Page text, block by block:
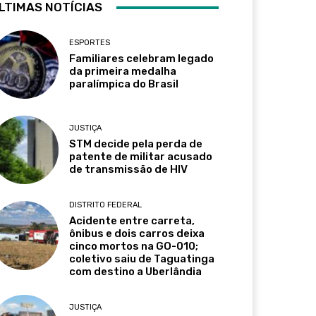
NOTÍCIAS
ESPORTES
Familiares celebram legado
da primeira medalha
paralímpica do Brasil
JUSTIÇA
STM decide pela perda de
patente de militar acusado
de transmissão de HIV
DISTRITO FEDERAL
Acidente entre carreta,
ônibus e dois carros deixa
cinco mortos na GO-010;
coletivo saiu de Taguatinga
com destino a Uberlândia
JUSTIÇA